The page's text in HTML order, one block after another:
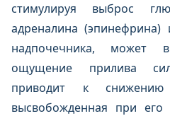
стимулируя выброс
адреналина (эпинефрина)
надпочечника, может
ощущение прилива
приводит к
высвобожденная при его